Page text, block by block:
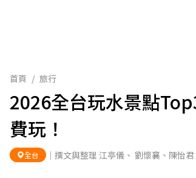
首頁 / 旅行
2026全台玩水景點
費玩！
全台 ｜撰文與整理 江亭儀、 劉懷襄、陳怡